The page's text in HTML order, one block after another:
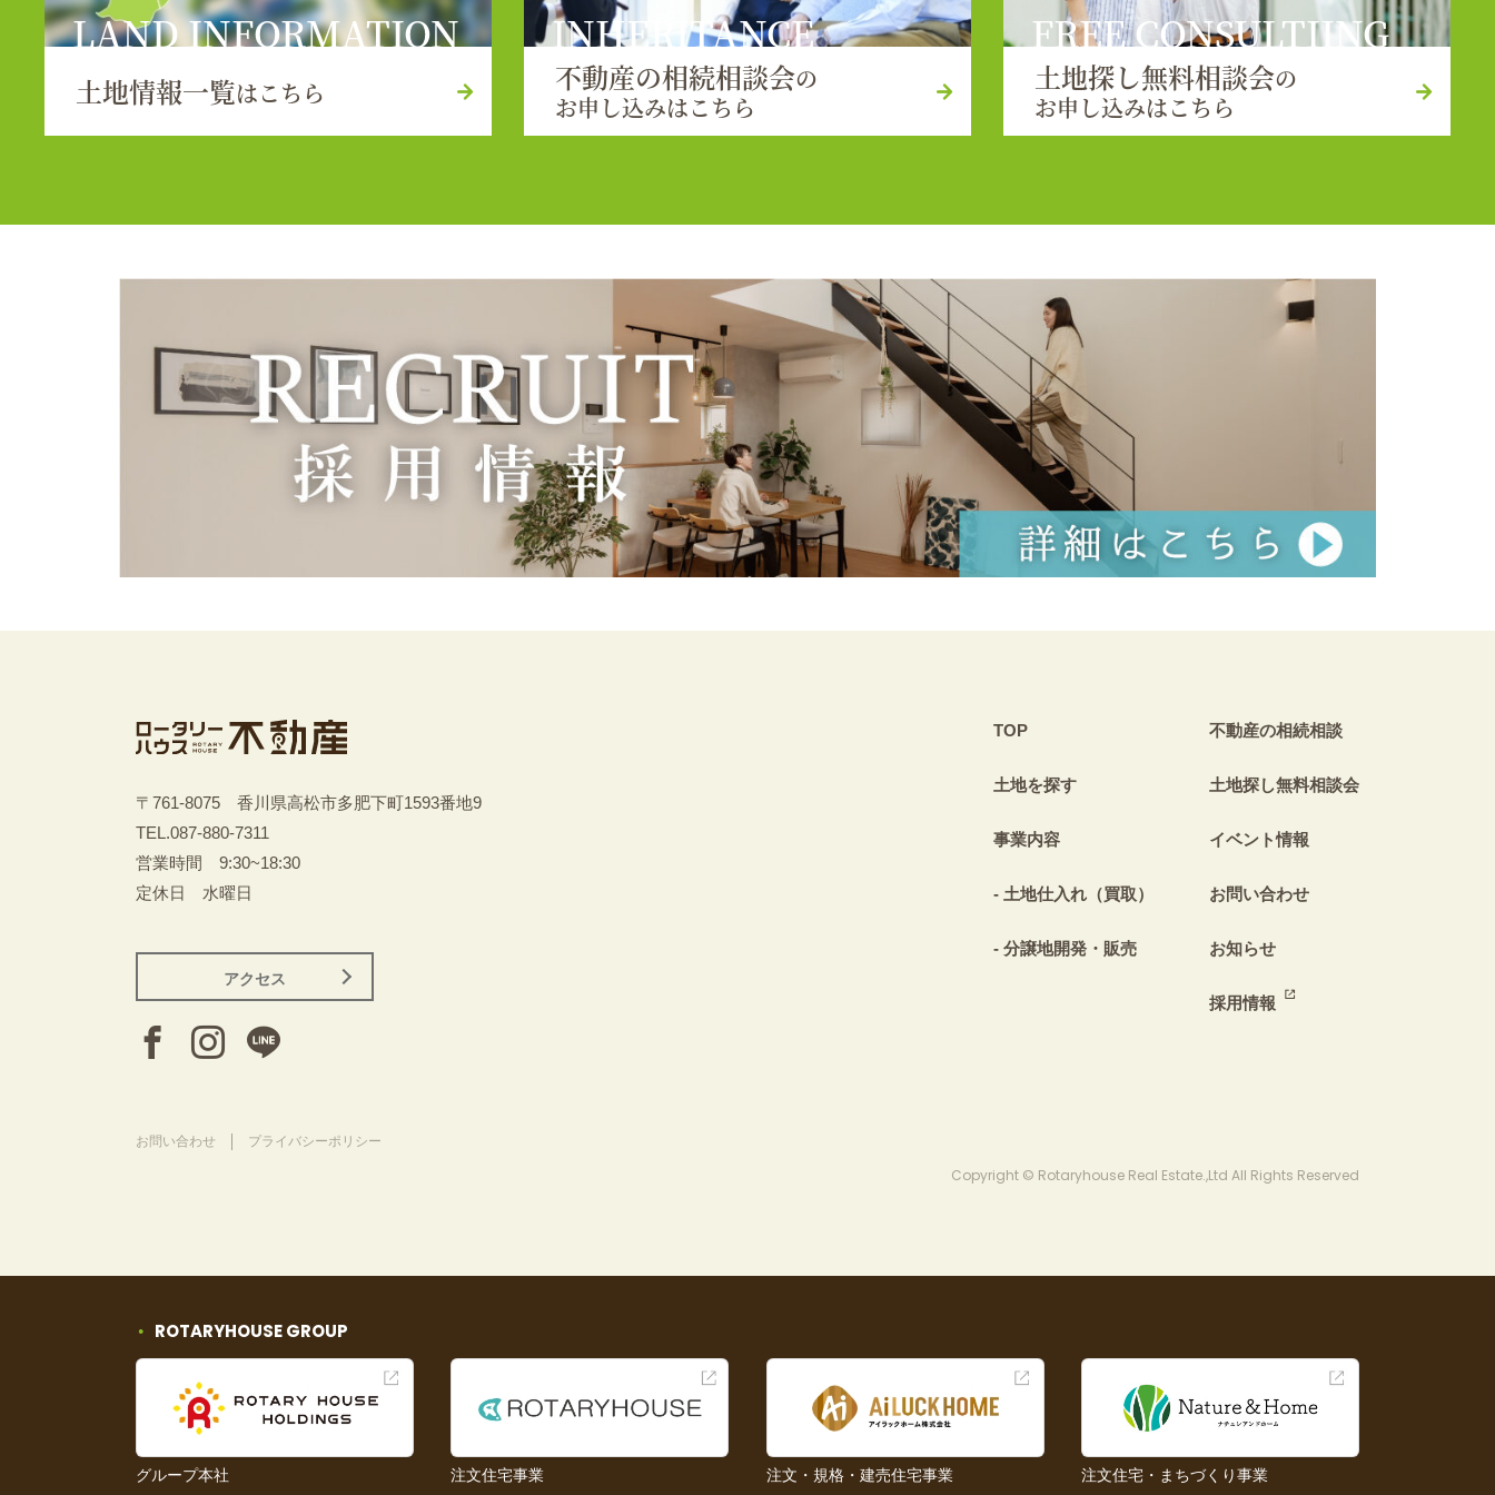
LAND INFORMATION
土地情報一覧はこちら
INHERITANCE
不動産の相続相談会の
お申し込みはこちら
FREE CONSULTIING
土地探し無料相談会の
お申し込みはこちら
TOP
土地を探す
事業内容
土地仕入れ（買取）
分譲地開発・販売
不動産の相続相談
土地探し無料相談会
イベント情報
お問い合わせ
お知らせ
採用情報
〒761-8075 香川県高松市多肥下町1593番地9
TEL.087-880-7311
営業時間 9:30~18:30
定休日 水曜日
アクセス
お問い合わせ プライバシーポリシー
Copyright © Rotaryhouse Real Estate.,Ltd All Rights Reserved
ROTARYHOUSE GROUP
グループ本社 注文住宅事業 注文・規格・建売住宅事業 注文住宅・まちづくり事業